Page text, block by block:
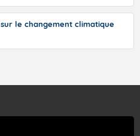
le changement climatique